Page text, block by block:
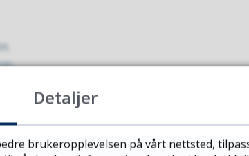
Detaljer
brukeropplevelsen på vårt nettsted,